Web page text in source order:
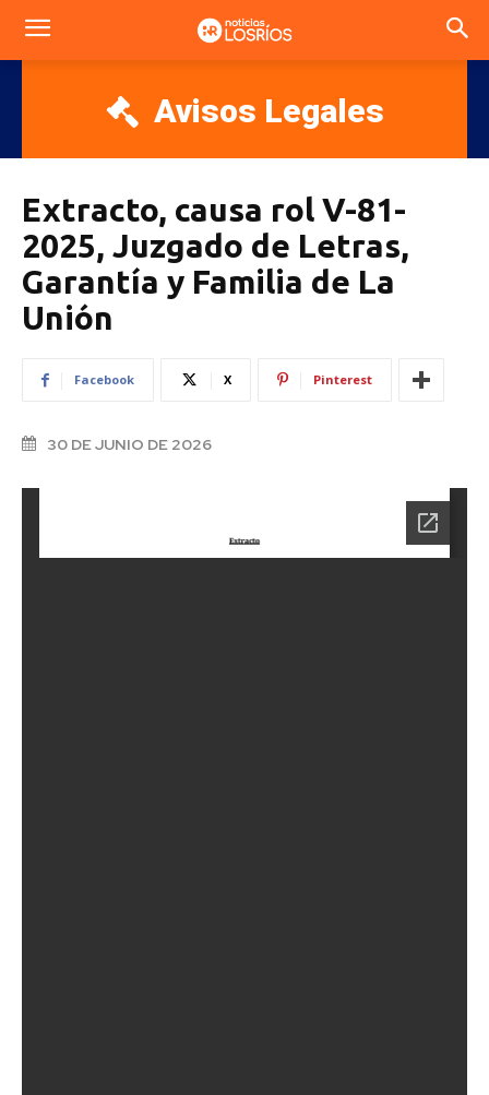
Avisos Legales
Extracto, causa rol V-81-
2025, Juzgado de Letras,
Garantía y Familia de La
Unión
Facebook X Pinterest
30 DE JUNIO DE 2026